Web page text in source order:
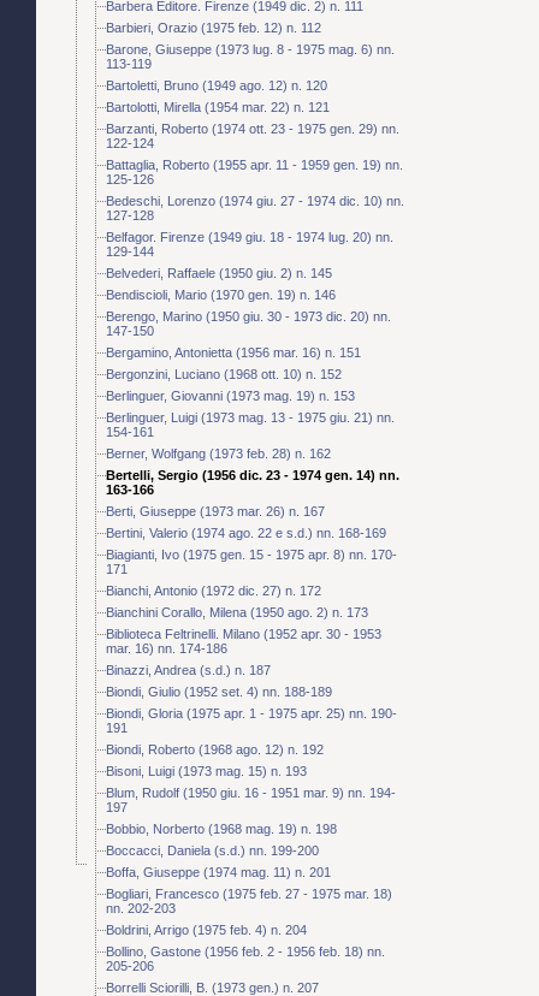
Barbera Editore. Firenze (1949 dic. 2) n. 111
Barbieri, Orazio (1975 feb. 12) n. 112
Barone, Giuseppe (1973 lug. 8 - 1975 mag. 6) nn.
113-119
Bartoletti, Bruno (1949 ago. 12) n. 120
Bartolotti, Mirella (1954 mar. 22) n. 121
Barzanti, Roberto (1974 ott. 23 - 1975 gen. 29) nn.
122-124
Battaglia, Roberto (1955 apr. 11 - 1959 gen. 19) nn.
125-126
Bedeschi, Lorenzo (1974 giu. 27 - 1974 dic. 10) nn.
127-128
Belfagor. Firenze (1949 giu. 18 - 1974 lug. 20) nn.
129-144
Belvederi, Raffaele (1950 giu. 2) n. 145
Bendiscioli, Mario (1970 gen. 19) n. 146
Berengo, Marino (1950 giu. 30 - 1973 dic. 20) nn.
147-150
Bergamino, Antonietta (1956 mar. 16) n. 151
Bergonzini, Luciano (1968 ott. 10) n. 152
Berlinguer, Giovanni (1973 mag. 19) n. 153
Berlinguer, Luigi (1973 mag. 13 - 1975 giu. 21) nn.
154-161
Berner, Wolfgang (1973 feb. 28) n. 162
Bertelli, Sergio (1956 dic. 23 - 1974 gen. 14) nn.
163-166
Berti, Giuseppe (1973 mar. 26) n. 167
Bertini, Valerio (1974 ago. 22 e s.d.) nn. 168-169
Biagianti, Ivo (1975 gen. 15 - 1975 apr. 8) nn. 170-
171
Bianchi, Antonio (1972 dic. 27) n. 172
Bianchini Corallo, Milena (1950 ago. 2) n. 173
Biblioteca Feltrinelli. Milano (1952 apr. 30 - 1953
mar. 16) nn. 174-186
Binazzi, Andrea (s.d.) n. 187
Biondi, Giulio (1952 set. 4) nn. 188-189
Biondi, Gloria (1975 apr. 1 - 1975 apr. 25) nn. 190-
191
Biondi, Roberto (1968 ago. 12) n. 192
Bisoni, Luigi (1973 mag. 15) n. 193
Blum, Rudolf (1950 giu. 16 - 1951 mar. 9) nn. 194-
197
Bobbio, Norberto (1968 mag. 19) n. 198
Boccacci, Daniela (s.d.) nn. 199-200
Boffa, Giuseppe (1974 mag. 11) n. 201
Bogliari, Francesco (1975 feb. 27 - 1975 mar. 18)
nn. 202-203
Boldrini, Arrigo (1975 feb. 4) n. 204
Bollino, Gastone (1956 feb. 2 - 1956 feb. 18) nn.
205-206
Borrelli Sciorilli, B. (1973 gen.) n. 207